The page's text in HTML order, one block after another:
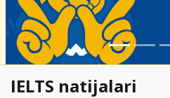
IELTS natijalari